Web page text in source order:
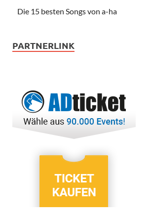
Die 15 besten Songs von a-ha
PARTNERLINK